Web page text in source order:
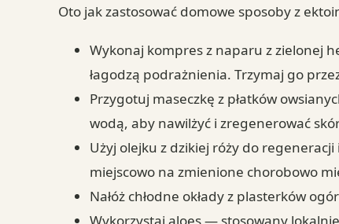
Oto jak zastosować domowe sposoby z
Wykonaj kompres z naparu z zielonej
łagodzą podrażnienia. Trzymaj go
Przygotuj maseczkę z płatków
wodą, aby nawilżyć i zregenerować
Użyj olejku z dzikiej róży do
miejscowo na zmienione chorobowo
Nałóż chłodne okłady z plasterków
Wykorzystaj aloes — stosowany